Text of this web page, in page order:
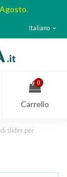
Italiano
0
Carrello
slider per